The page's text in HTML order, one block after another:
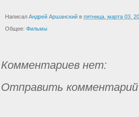
Написал Андрей Аршанский в пятница, марта 03,
Общее: Фильмы
Комментариев нет:
Отправить комментарий